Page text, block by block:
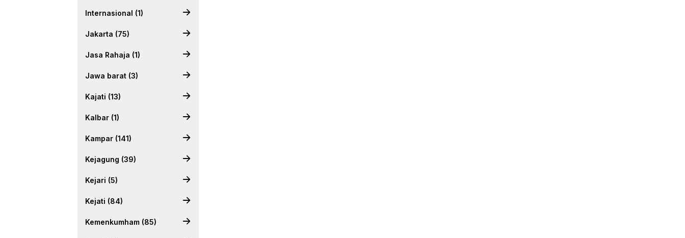
Internasional (1)
Jakarta (75)
Jasa Rahaja (1)
Jawa barat (3)
Kajati (13)
Kalbar (1)
Kampar (141)
Kejagung (39)
Kejari (5)
Kejati (84)
Kemenkumham (85)